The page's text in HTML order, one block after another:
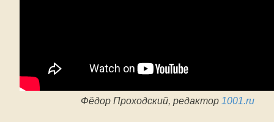
Фёдор Проходский, редактор 1001.ru